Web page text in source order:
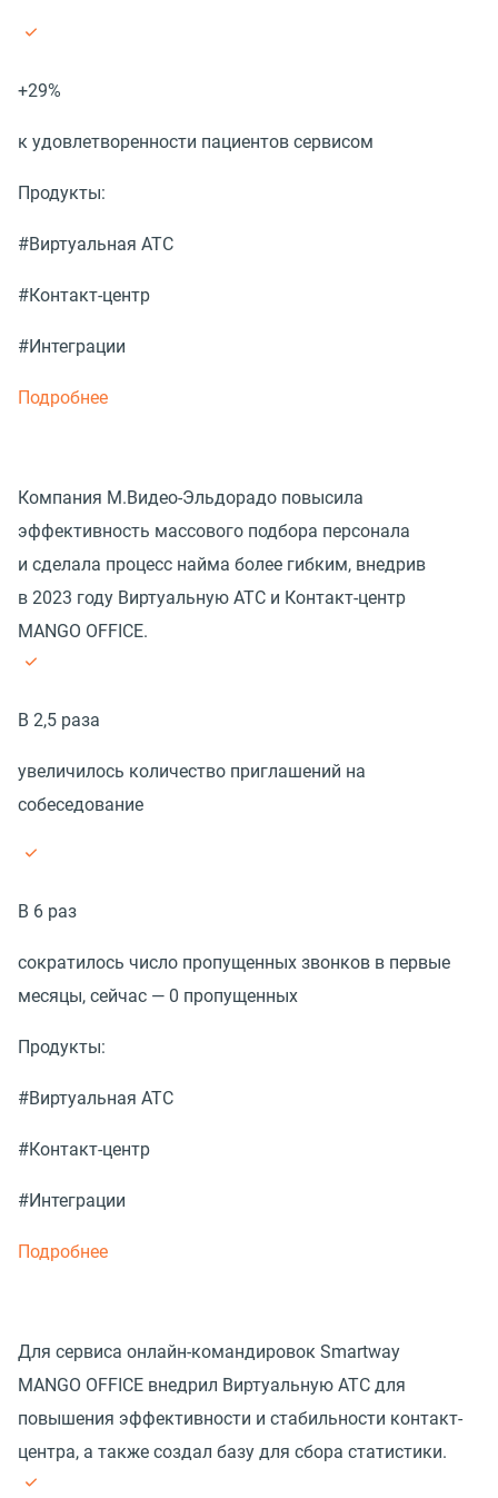
+29%
к удовлетворенности пациентов сервисом
Продукты:
#Виртуальная АТС
#Контакт-центр
#Интеграции
Подробнее
Компания М.Видео-Эльдорадо повысила
эффективность массового подбора персонала
и сделала процесс найма более гибким, внедрив
в 2023 году Виртуальную АТС и Контакт-центр
MANGO OFFICE.
В 2,5 раза
увеличилось количество приглашений на
собеседование
В 6 раз
сократилось число пропущенных звонков в первые
месяцы, сейчас — 0 пропущенных
Продукты:
#Виртуальная АТС
#Контакт-центр
#Интеграции
Подробнее
Для сервиса онлайн-командировок Smartway
MANGO OFFICE внедрил Виртуальную АТС для
повышения эффективности и стабильности контакт-
центра, а также создал базу для сбора статистики.